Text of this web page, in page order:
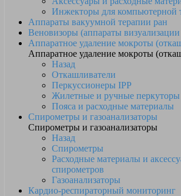
Инжекторы для компьютерной
Аппараты вакуумной терапии ран
Веновизоры (аппараты
Аппаратное удаление мокроты
Аппаратное удаление мокроты
Назад
Откашливатели
Перкуссионеры IPP
Жилетные и ручные перкуторы
Пояса и расходные материалы
Спирометры и газоанализаторы
Спирометры и газоанализаторы
Назад
Спирометры
Расходные материалы и
спирометров
Газоанализаторы
Кардио-респираторный мониторинг